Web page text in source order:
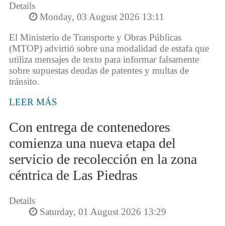
Details
Monday, 03 August 2026 13:11
El Ministerio de Transporte y Obras Públicas
(MTOP) advirtió sobre una modalidad de estafa que
utiliza mensajes de texto para informar falsamente
sobre supuestas deudas de patentes y multas de
tránsito.
LEER MÁS
Con entrega de contenedores
comienza una nueva etapa del
servicio de recolección en la zona
céntrica de Las Piedras
Details
Saturday, 01 August 2026 13:29